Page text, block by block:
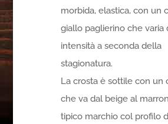
morbida, elastica, con un
giallo paglierino che varia
intensità a seconda della
stagionatura.
La crosta è sottile con un
che va dal beige al
tipico marchio col profilo